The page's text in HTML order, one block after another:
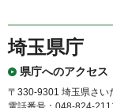
埼玉県庁
県庁へのアクセス
〒330-9301 埼玉県さい